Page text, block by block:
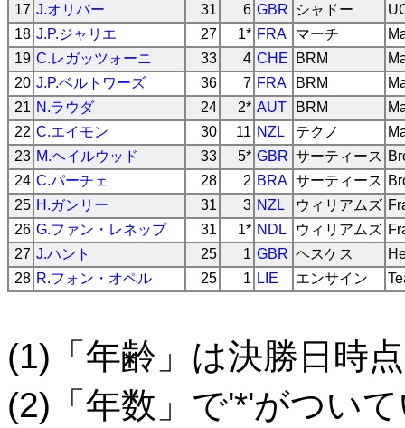
17 J.オリバー 31 6 GBR シャドー
18 J.P.ジャリエ 27 1* FRA マーチ
19 C.レガッツォーニ 33 4 CHE BRM
20 J.P.ベルトワーズ 36 7 FRA BRM
21 N.ラウダ 24 2* AUT BRM
22 C.エイモン 30 11 NZL テクノ
23 M.ヘイルウッド 33 5* GBR サーティース
24 C.パーチェ 28 2 BRA サーティース
25 H.ガンリー 31 3 NZL ウィリアムズ
26 G.ファン・レネップ 31 1* NDL ウィリアムズ
27 J.ハント 25 1 GBR ヘスケス
28 R.フォン・オペル 25 1 LIE エンサイン
(1)「年齢」は決勝日時点
(2)「年数」で'*'がつい